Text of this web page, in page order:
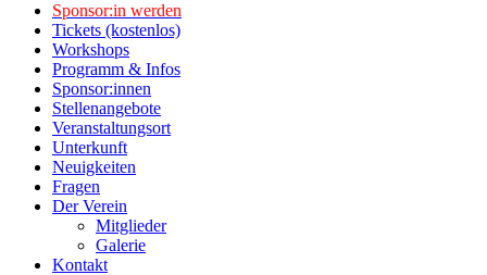
Sponsor:in werden
Tickets (kostenlos)
Workshops
Programm & Infos
Sponsor:innen
Stellenangebote
Veranstaltungsort
Unterkunft
Neuigkeiten
Fragen
Der Verein
Mitglieder
Galerie
Kontakt